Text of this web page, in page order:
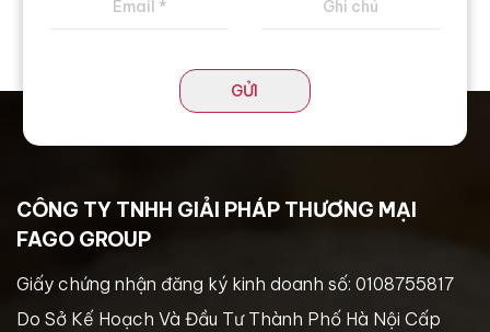
GỬI
CÔNG TY TNHH GIẢI PHÁP THƯƠNG MẠI
FAGO GROUP
Giấy chứng nhận đăng ký kinh doanh số: 0108755817
Do Sở Kế Hoạch Và Đầu Tư Thành Phố Hà Nội Cấp